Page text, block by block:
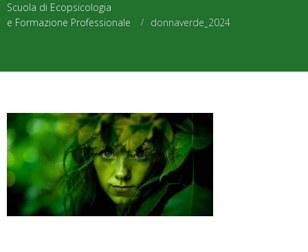
Scuola di Ecopsicologia
e Formazione Professionale
donnaverde_2024